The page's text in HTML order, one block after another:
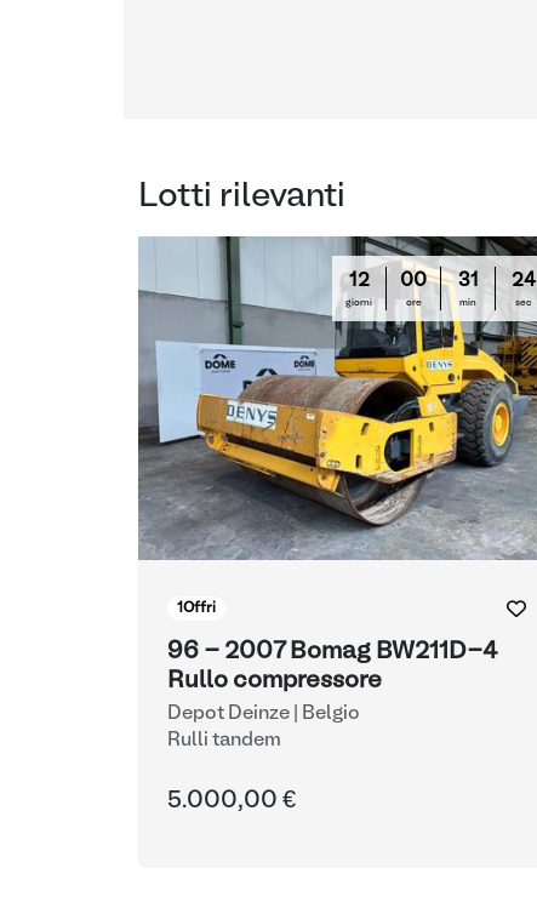
Lotti rilevanti
12
giorni
00
ore
31
min
23
sec
1 Offri
96 - 2007 Bomag BW211D-4
Rullo compressore
Depot Deinze | Belgio
Rulli tandem
5.000,00 €